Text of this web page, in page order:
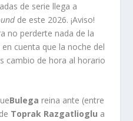
de serie llega a
de este 2026. ¡Aviso!
no perderte nada de la
cuenta que la noche del
cambio de hora al horario
Bulega reina ante (entre
Toprak Razgatlioglu a